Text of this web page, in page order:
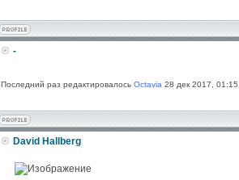
-
Последний раз редактировалось Octavia 28 дек 2017,
David Hallberg